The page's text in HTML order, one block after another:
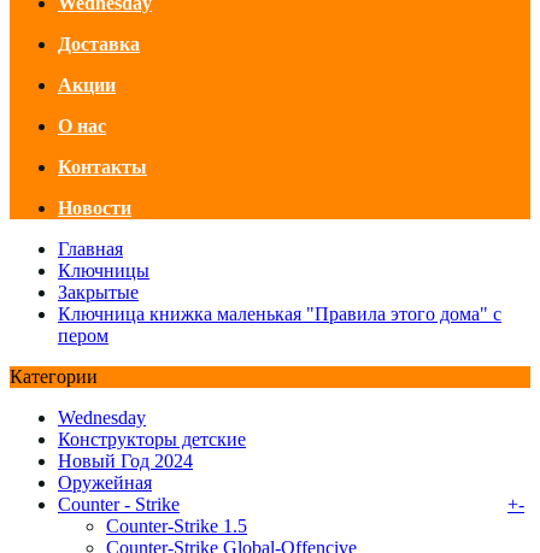
Доставка
Акции
О нас
Контакты
Новости
Главная
Ключницы
Закрытые
Ключница книжка маленькая "Правила этого дома" с
пером
Категории
Wednesday
Конструкторы детские
Новый Год 2024
Оружейная
Counter - Strike
+-
Counter-Strike 1.5
Counter-Strike Global-Offencive